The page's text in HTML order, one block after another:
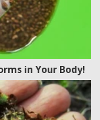
in Your Body!